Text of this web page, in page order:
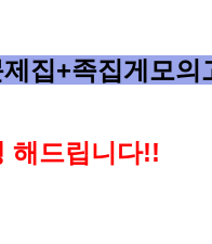
집+족집게모의
해드립니다!!